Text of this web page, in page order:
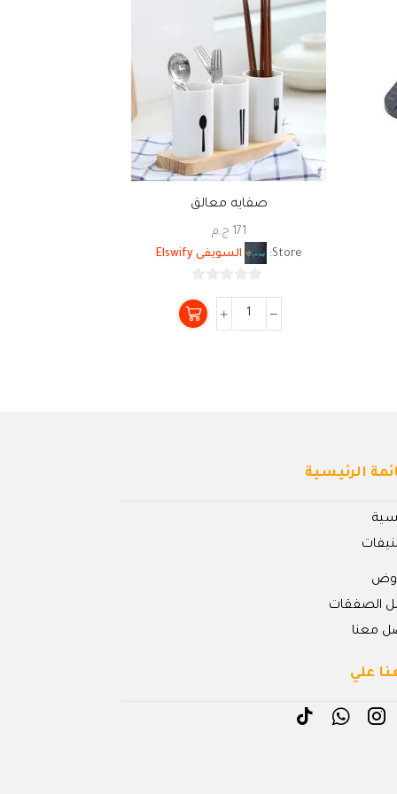
صفايه معالق
171 ج.م
Store:
السويفى Elswify
من
5
الرئيسية
الصفقات
معنا
علي